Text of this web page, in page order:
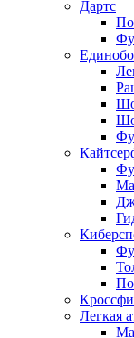
Дартс
Легкая